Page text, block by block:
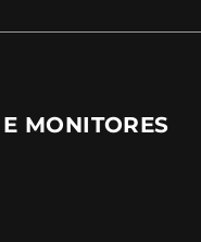
MONITORES